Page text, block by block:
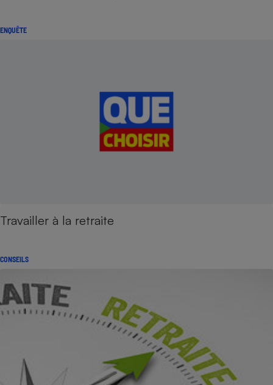
ENQUÊTE
Travailler à la retraite
CONSEILS